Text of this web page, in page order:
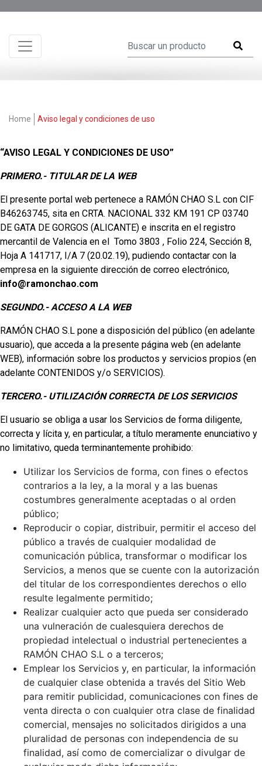
Home Aviso legal y condiciones de uso
“AVISO LEGAL Y CONDICIONES DE USO”
PRIMERO.- TITULAR DE LA WEB
El presente portal web pertenece a RAMÓN CHAO S.L con CIF
B46263745, sita en CRTA. NACIONAL 332 KM 191 CP 03740
DE GATA DE GORGOS (ALICANTE) e inscrita en el registro
mercantil de Valencia en el Tomo 3803 , Folio 224, Sección 8,
Hoja A 141717, I/A 7 (20.02.19), pudiendo contactar con la
empresa en la siguiente dirección de correo electrónico,
info@ramonchao.com
SEGUNDO.- ACCESO A LA WEB
RAMÓN CHAO S.L pone a disposición del público (en adelante
usuario), que acceda a la presente página web (en adelante
WEB), información sobre los productos y servicios propios (en
adelante CONTENIDOS y/o SERVICIOS).
TERCERO.- UTILIZACIÓN CORRECTA DE LOS SERVICIOS
El usuario se obliga a usar los Servicios de forma diligente,
correcta y lícita y, en particular, a título meramente enunciativo y
no limitativo, queda terminantemente prohibido:
Utilizar los Servicios de forma, con fines o efectos
contrarios a la ley, a la moral y a las buenas
costumbres generalmente aceptadas o al orden
público;
Reproducir o copiar, distribuir, permitir el acceso del
público a través de cualquier modalidad de
comunicación pública, transformar o modificar los
Servicios, a menos que se cuente con la autorización
del titular de los correspondientes derechos o ello
resulte legalmente permitido;
Realizar cualquier acto que pueda ser considerado
una vulneración de cualesquiera derechos de
propiedad intelectual o industrial pertenecientes a
RAMÓN CHAO S.L o a terceros;
Emplear los Servicios y, en particular, la información
de cualquier clase obtenida a través del Sitio Web
para remitir publicidad, comunicaciones con fines de
venta directa o con cualquier otra clase de finalidad
comercial, mensajes no solicitados dirigidos a una
pluralidad de personas con independencia de su
finalidad, así como de comercializar o divulgar de